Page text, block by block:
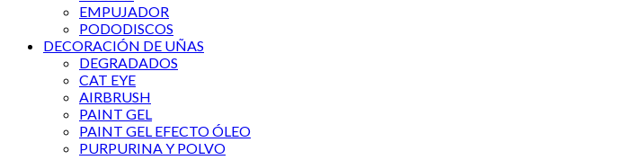
EMPUJADOR
PODODISCOS
DECORACIÓN DE UÑAS
DEGRADADOS
CAT EYE
AIRBRUSH
PAINT GEL
PAINT GEL EFECTO ÓLEO
PURPURINA Y POLVO